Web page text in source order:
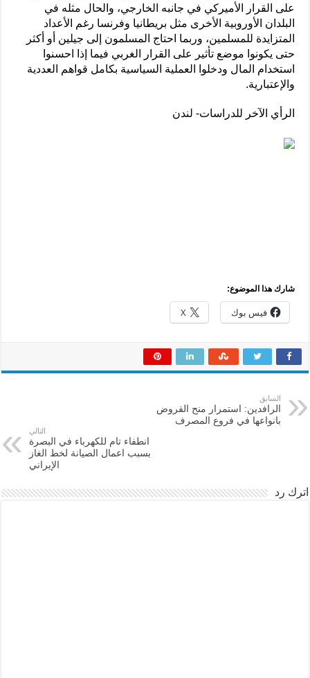
على القرار الأميركي في جانبه الخارجي، والحال مثله في
البلدان الأوروبية الأخرى مثل بريطانيا وفرنسا رغم الأعداد
المتزايدة للمسلمين، وربما احتاج المسلمون إلى جيلين أو أكثر
حتى يكونوا موضع تأثير على القرار الغربي فيما إذا احسنوا
استخدام المال ودخلوا العملية السياسية بكامل قواهم العددية
والإعتبارية.
الرأي الآخر للدراسات- لندن
شارك هذا الموضوع:
فيس بوك X
السابق
الرافدين: استمرار منح القروض
بانواعها في فروع المصرف
التالي
انطفاء تام للكهرباء في البصرة
بسبب اعمال الصيانة لخط الغاز
الإيراني
اترك رد